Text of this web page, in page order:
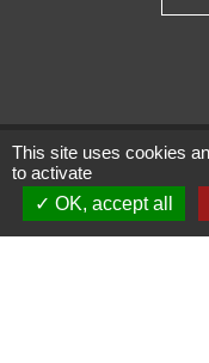
This site uses cookies
to activate
OK, accept all